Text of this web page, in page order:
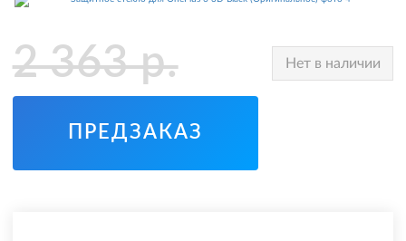
2 363р. Нет в наличии
ПРЕДЗАКАЗ